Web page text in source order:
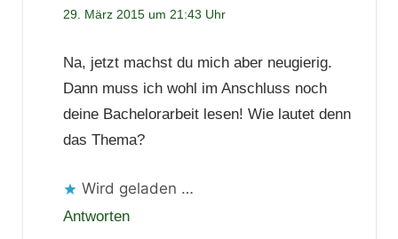
29. März 2015 um 21:43 Uhr
Na, jetzt machst du mich aber neugierig.
Dann muss ich wohl im Anschluss noch
deine Bachelorarbeit lesen! Wie lautet denn
das Thema?
Wird geladen …
Antworten